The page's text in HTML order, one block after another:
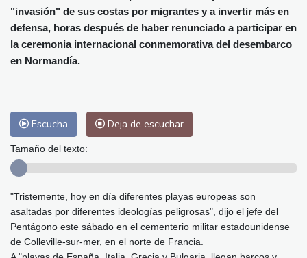
Alicante
Córdoba
32 °C
Málaga
27 °C Murcia
29 °C
Las Palmas de Gran Canaria
27 °C
Ibiza
29 °C
Panama City
33 °C
"invasión" de sus costas por migrantes y a invertir más en
defensa, horas después de haber renunciado a participar en
la ceremonia internacional conmemorativa del desembarco
en Normandía.
Escucha Deja de escuchar
Tamaño del texto:
"Tristemente, hoy en día diferentes playas europeas son
asaltadas por diferentes ideologías peligrosas", dijo el jefe del
Pentágono este sábado en el cementerio militar estadounidense
de Colleville-sur-mer, en el norte de Francia.